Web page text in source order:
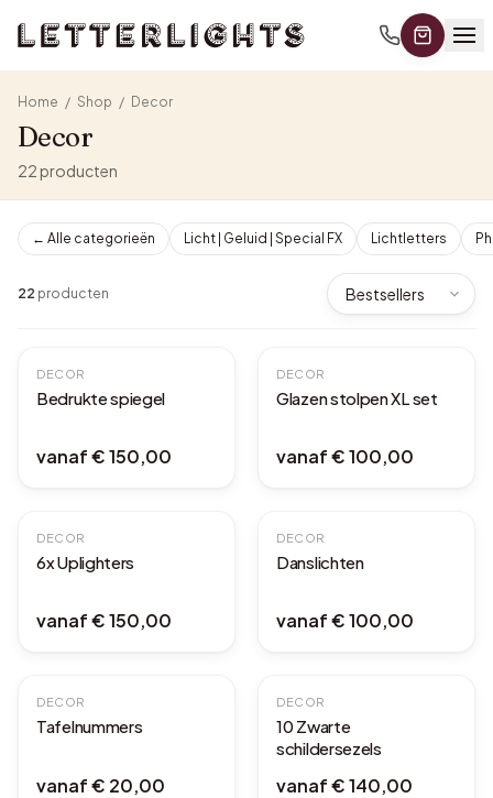
Home / Shop / Decor
Decor
22producten
← Alle categorieën Licht | Geluid | Special FX Lichtletters
22 producten
DECOR
Bedrukte spiegel
vanaf€ 150,00
DECOR
Glazen stolpen XL set
vanaf€ 100,00
DECOR
6x Uplighters
vanaf€ 150,00
DECOR
Danslichten
vanaf€ 100,00
DECOR
Tafelnummers
vanaf€ 20,00
DECOR
10 Zwarte
schildersezels
vanaf€ 140,00